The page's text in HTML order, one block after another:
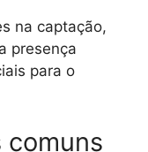
na captação,
presença
para o
comuns